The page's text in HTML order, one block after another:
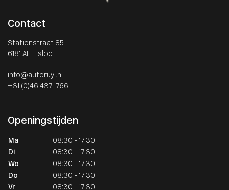
Contact
Stationstraat 85
6181 AE Elsloo
info@autoruyl.nl
+31 (0)46 437 1766
Openingstijden
Ma
08:30 - 17:30
Di
08:30 - 17:30
Wo
08:30 - 17:30
Do
08:30 - 17:30
Vr
08:30 - 17:30